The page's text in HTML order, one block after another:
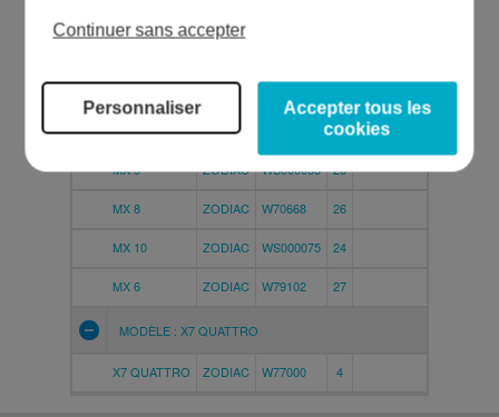
T3 ZODIAC
T5 DUO ZODIAC W78046 16 REMPLACE LA RÉF.
MODÈLE : ROBOTS MX
MX 9 ZODIAC WS000033 26
MX 8 ZODIAC W70668 26
MX 10 ZODIAC WS000075 24
MX 6 ZODIAC W79102 27
MODÈLE : X7 QUATTRO
X7 QUATTRO ZODIAC W77000 4
Continuer sans accepter
Personnaliser
Accepter tous les
cookies